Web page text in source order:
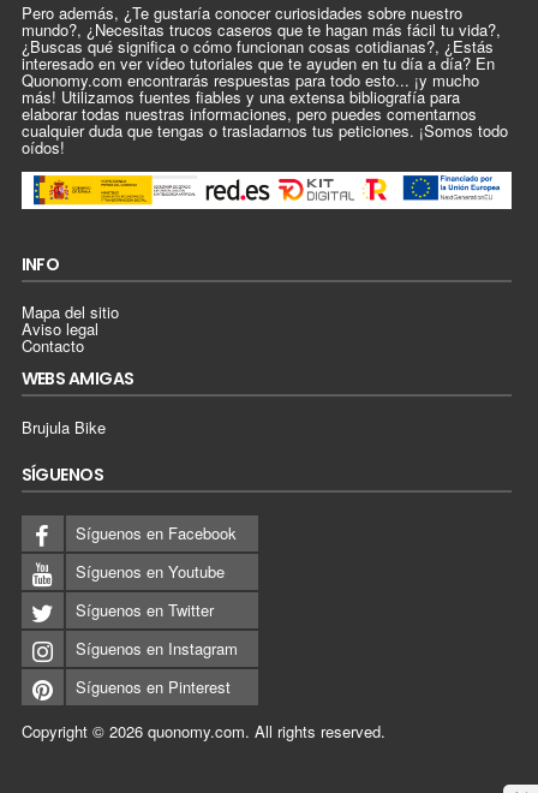
Pero además, ¿Te gustaría conocer curiosidades sobre nuestro
mundo?, ¿Necesitas trucos caseros que te hagan más fácil tu vida?,
¿Buscas qué significa o cómo funcionan cosas cotidianas?, ¿Estás
interesado en ver vídeo tutoriales que te ayuden en tu día a día? En
Quonomy.com encontrarás respuestas para todo esto... ¡y mucho
más! Utilizamos fuentes fiables y una extensa bibliografía para
elaborar todas nuestras informaciones, pero puedes comentarnos
cualquier duda que tengas o trasladarnos tus peticiones. ¡Somos todo
oídos!
INFO
Mapa del sitio
Aviso legal
Contacto
WEBS AMIGAS
Brujula Bike
SÍGUENOS
Síguenos en Facebook
Síguenos en Youtube
Síguenos en Twitter
Síguenos en Instagram
Síguenos en Pinterest
Copyright © 2026 quonomy.com. All rights reserved.